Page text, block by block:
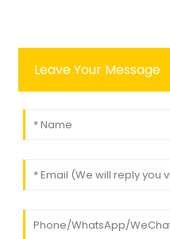
Leave Your Message